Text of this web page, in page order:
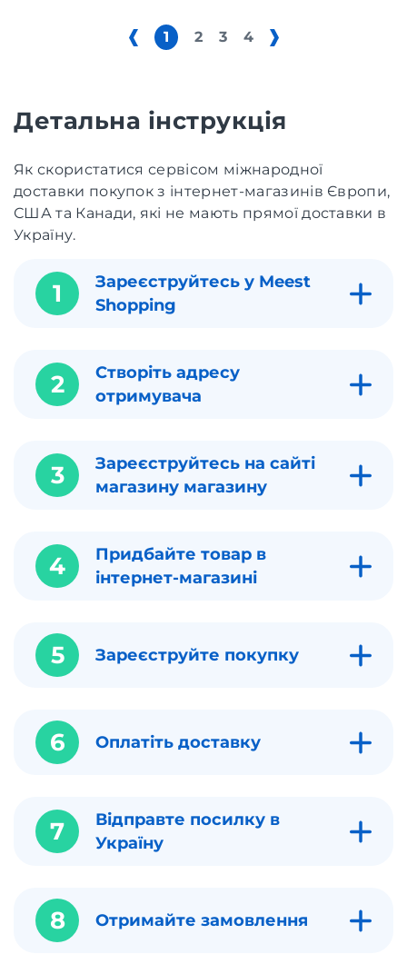
1 2 3 4
Детальна інструкція
Як скористатися сервісом міжнародної
доставки покупок з інтернет-магазинів Європи,
США та Канади, які не мають прямої доставки в
Україну.
1
Зареєструйтесь у Meest
Shopping
2
Створіть адресу
отримувача
3
Зареєструйтесь на сайті
магазину магазину
4
Придбайте товар в
інтернет-магазині
5 Зареєструйте покупку
6 Оплатіть доставку
7
Відправте посилку в
Україну
8 Отримайте замовлення